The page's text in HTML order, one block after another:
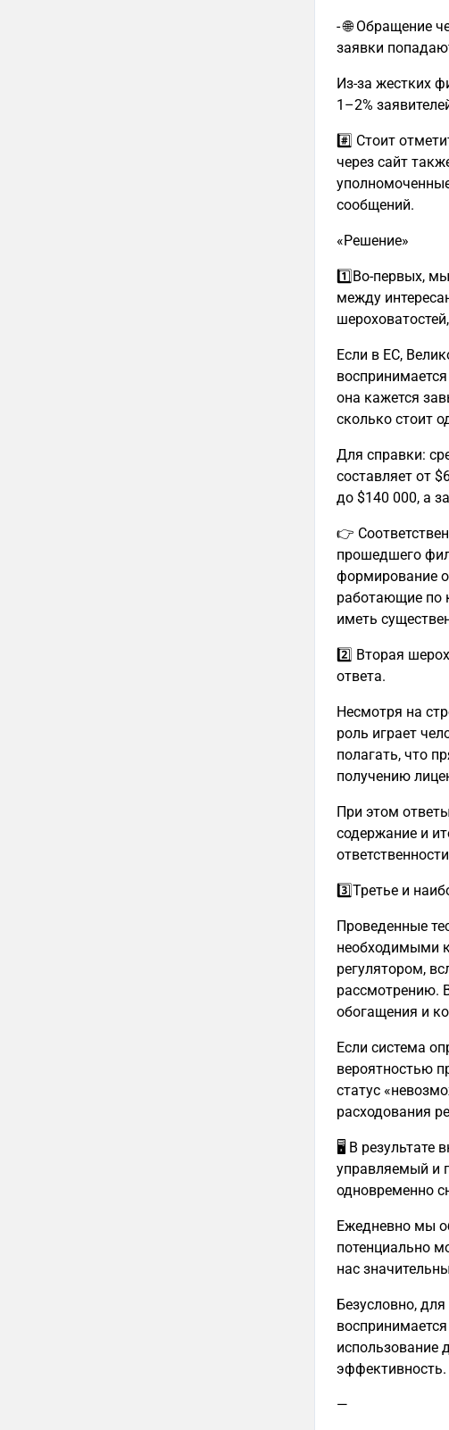
- 🌐 Обращение
заявки
Из-за жестких
1–2%
#️⃣ Стоит
через сайт
сообщений.
«Решение»
1️⃣Во-первых,
между
Если в ЕС,
она кажется
сколько стоит
Для справки:
составляет от
до $140 000, а
👉
прошедшего
формирование
работающие по
иметь
2️⃣ Вторая
ответа.
Несмотря на
роль играет
полагать, что
получению
При этом
содержание и
3️⃣Третье и
Проведенные
необходимыми
регулятором,
рассмотрению.
обогащения и
Если система
вероятностью
статус
расходования
🖥 В результате
управляемый и
одновременно
Ежедневно мы
потенциально
нас
Безусловно,
использование
эффективность.
—